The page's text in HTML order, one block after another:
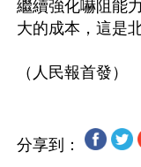
繼續強化嚇阻能
大的成本，這是
分享到：